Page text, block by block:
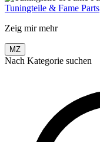
Tuningteile & Fame Parts
Zeig mir mehr
MZ
Nach Kategorie suchen